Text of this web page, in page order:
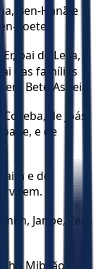
Ben-Hanã e
Zoete.
pai de Leca, e
das famílias
Bete-Asbeia,
de Joás,
e de
e de
Jaribe, Zerá
Mibsão, de